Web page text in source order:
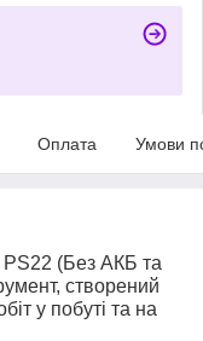
Оплата Умови
PS22 (Без АКБ та
створений
у побуті та на